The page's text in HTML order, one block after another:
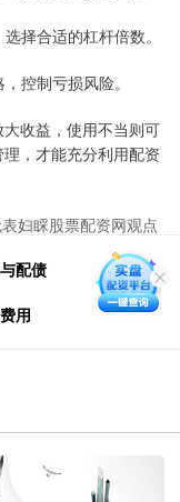
择合适的杠杆倍数。
控制亏损风险。
收益，使用不当则可
，才能充分利用配资
妇睬股票配资网观点
配债
用